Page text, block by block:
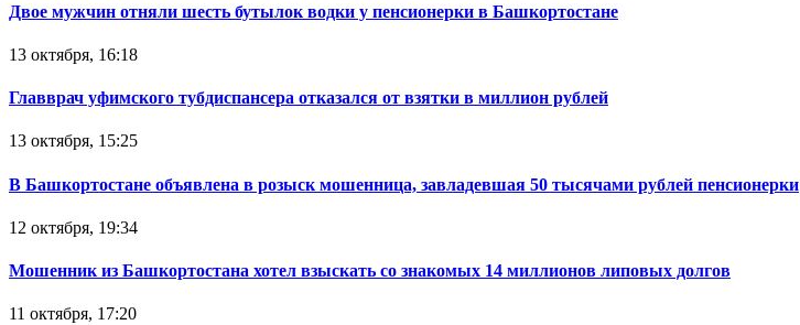
Двое мужчин отняли шесть бутылок водки у пенсионерки в Башкортостане
13 октября, 16:18
Главврач уфимского тубдиспансера отказался от взятки в миллион рублей
13 октября, 15:25
В Башкортостане объявлена в розыск мошенница, завладевшая 50 тысячами рублей пенсионерки
12 октября, 19:34
Мошенник из Башкортостана хотел взыскать со знакомых 14 миллионов липовых долгов
11 октября, 17:20